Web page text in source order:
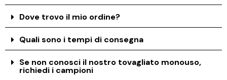
Dove trovo il mio ordine?
Quali sono i tempi di consegna
Se non conosci il nostro tovagliato monouso,
richiedi i campioni